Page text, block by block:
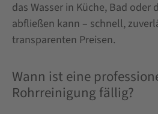
das Wasser in Küche, Bad oder
abfließen kann – schnell,
transparenten Preisen.
Wann ist eine
Rohrreinigung fällig?